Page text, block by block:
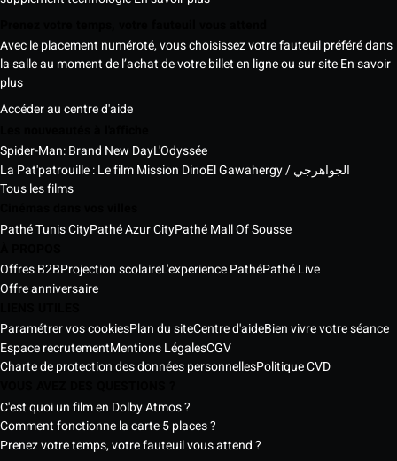
Avec le placement numéroté, vous choisissez votre fauteuil préféré dans
la salle au moment de l’achat de votre billet en ligne ou sur siteEn savoir
plus
Accéder au centre d'aide
Spider-Man: Brand New DayL'Odyssée
La Pat'patrouille : Le film Mission Dino
El Gawahergy / الجواهرجي
Tous les films
Pathé Tunis CityPathé Azur CityPathé Mall Of Sousse
Offres B2BProjection scolaireL'experience PathéPathé Live
Offre anniversaire
Paramétrer vos cookiesPlan du siteCentre d'aideBien vivre votre séance
Espace recrutementMentions LégalesCGV
Charte de protection des données personnellesPolitique CVD
C'est quoi un film en Dolby Atmos ?
Comment fonctionne la carte 5 places ?
Prenez votre temps, votre fauteuil vous attend ?